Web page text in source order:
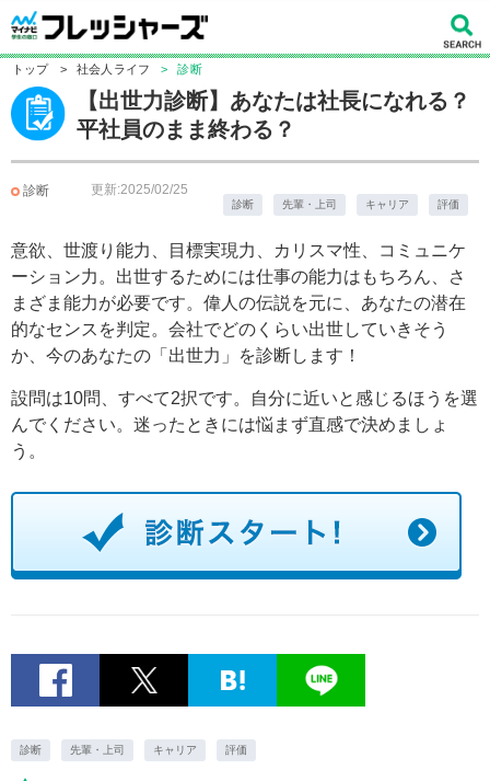
トップ > 社会人ライフ > 診断
【出世力診断】あなたは社長になれる？
平社員のまま終わる？
診断 更新:2025/02/25
診断 先輩・上司 キャリア 評価
意欲、世渡り能力、目標実現力、カリスマ性、コミュニケ
ーション力。出世するためには仕事の能力はもちろん、さ
まざま能力が必要です。偉人の伝説を元に、あなたの潜在
的なセンスを判定。会社でどのくらい出世していきそう
か、今のあなたの「出世力」を診断します！
設問は10問、すべて2択です。自分に近いと感じるほうを選
んでください。迷ったときには悩まず直感で決めましょ
う。
診断 先輩・上司 キャリア 評価